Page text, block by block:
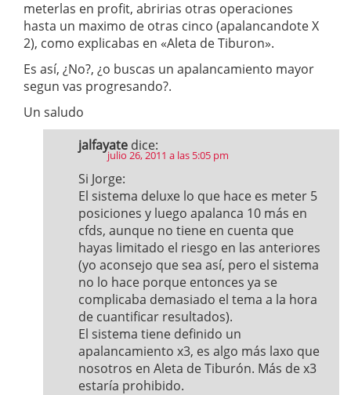
meterlas en profit, abririas otras operaciones
hasta un maximo de otras cinco (apalancandote X
2), como explicabas en «Aleta de Tiburon».
Es así, ¿No?, ¿o buscas un apalancamiento mayor
segun vas progresando?.
Un saludo
jalfayate dice:
julio 26, 2011 a las 5:05 pm
Si Jorge:
El sistema deluxe lo que hace es meter 5
posiciones y luego apalanca 10 más en
cfds, aunque no tiene en cuenta que
hayas limitado el riesgo en las anteriores
(yo aconsejo que sea así, pero el sistema
no lo hace porque entonces ya se
complicaba demasiado el tema a la hora
de cuantificar resultados).
El sistema tiene definido un
apalancamiento x3, es algo más laxo que
nosotros en Aleta de Tiburón. Más de x3
estaría prohibido.